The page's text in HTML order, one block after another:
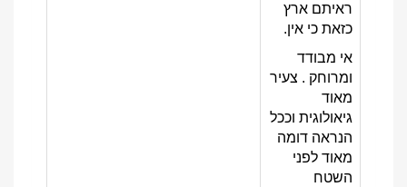
ראיתם ארץ
כזאת כי אין.
אי מבודד
ומרוחק . צעיר
מאוד
גיאולוגית וככל
הנראה דומה
מאוד לפני
השטח